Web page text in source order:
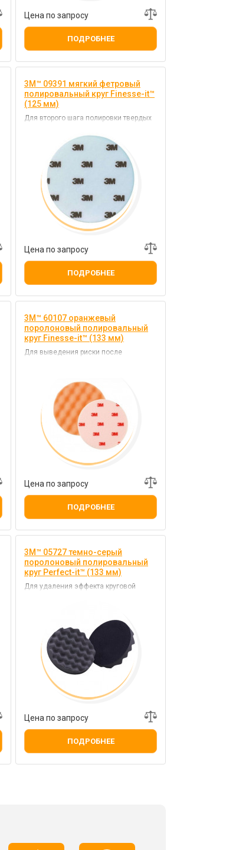
Цена по запросу
ПОДРОБНЕЕ
3M™ 09391 мягкий фетровый
полировальный круг Finesse-it™
(125 мм)
Для второго шага полировки твердых
Цена по запросу
ПОДРОБНЕЕ
3M™ 60107 оранжевый
поролоновый полировальный
круг Finesse-it™ (133 мм)
Для выведения риски после
Цена по запросу
ПОДРОБНЕЕ
3M™ 05727 темно-серый
поролоновый полировальный
круг Perfect-it™ (133 мм)
Для удаления эффекта круговой
Цена по запросу
ПОДРОБНЕЕ